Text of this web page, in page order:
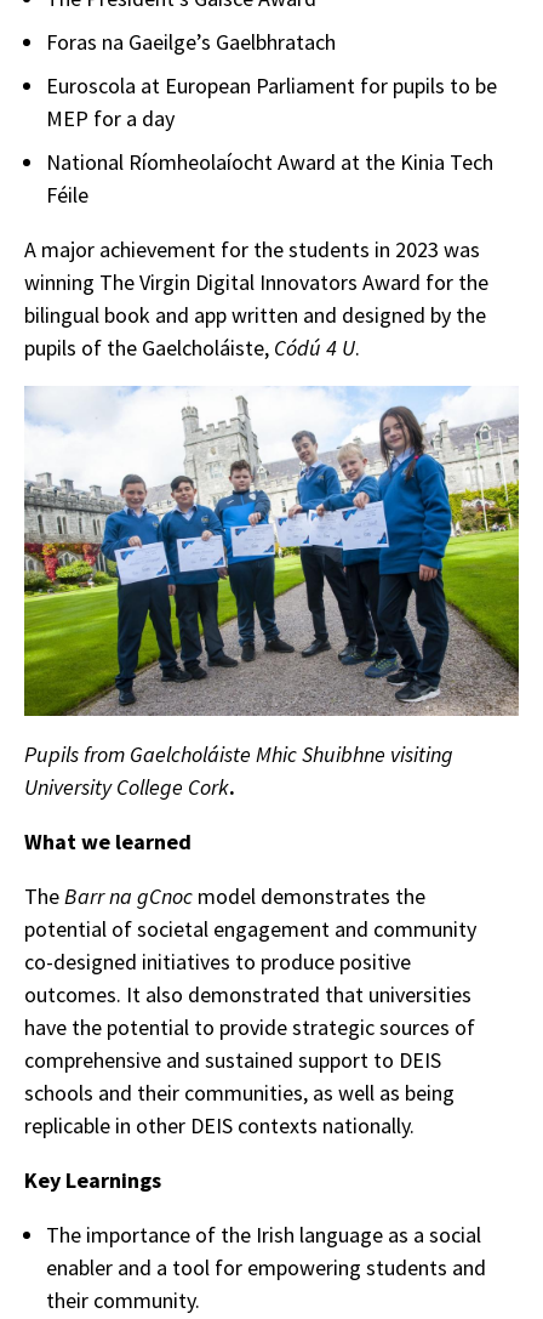
Foras na Gaeilge’s Gaelbhratach
Euroscola at European Parliament for pupils to be
MEP for a day
National Ríomheolaíocht Award at the Kinia Tech
Féile
A major achievement for the students in 2023 was
winning The Virgin Digital Innovators Award for the
bilingual book and app written and designed by the
pupils of the Gaelcholáiste, Códú 4 U.
Pupils from Gaelcholáiste Mhic Shuibhne visiting
University College Cork.
What we learned
TheBarr na gCnoc model demonstrates the
potential of societal engagement and community
co-designed initiatives to produce positive
outcomes. It also demonstrated that universities
have the potential to provide strategic sources of
comprehensive and sustained support to DEIS
schools and their communities, as well as being
replicable in other DEIS contexts nationally.
Key Learnings
The importance of the Irish language as a social
enabler and a tool for empowering students and
their community.